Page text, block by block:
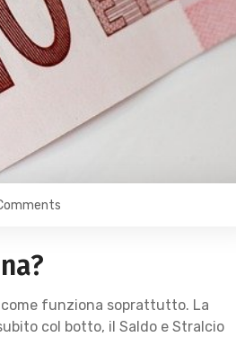
funziona soprattutto. La
col botto, il Saldo e Stralcio